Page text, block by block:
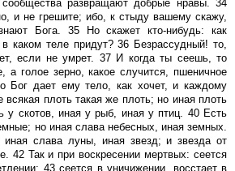
развращают добрые нравы. 34
и не грешите; ибо, к стыду вашему скажу,
Бога. 35 Но скажет кто-нибудь: как
каком теле придут? 36 Безрассудный! то,
если не умрет. 37 И когда ты сеешь, то
а голое зерно, какое случится, пшеничное
Бог дает ему тело, как хочет, и каждому
плоть такая же плоть; но иная плоть
у скотов, иная у рыб, иная у птиц. 40 Есть
но иная слава небесных, иная земных.
слава луны, иная звезд; и звезда от
42 Так и при воскресении мертвых: сеется
43 сеется в уничижении, восстает в